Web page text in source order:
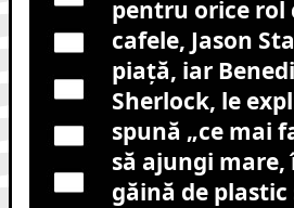
pentru orice rol
cafele, Jason
piață, iar
Sherlock, le
spună „ce mai
să ajungi mare,
găină de